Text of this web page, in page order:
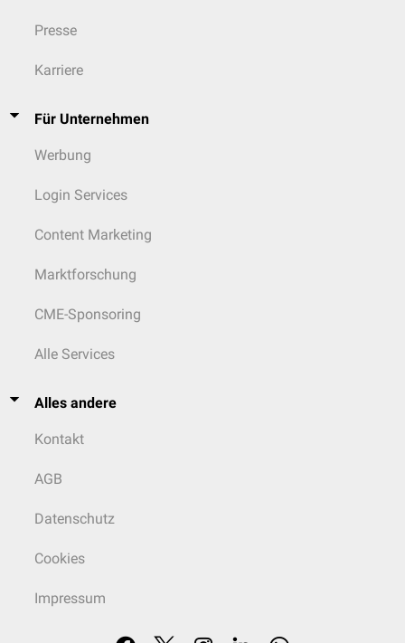
Presse
Karriere
Für Unternehmen
Werbung
Login Services
Content Marketing
Marktforschung
CME-Sponsoring
Alle Services
Alles andere
Kontakt
AGB
Datenschutz
Cookies
Impressum